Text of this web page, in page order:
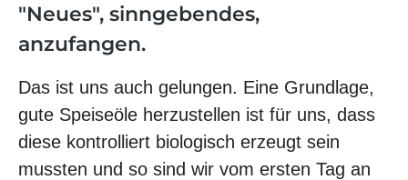
"Neues", sinngebendes,
anzufangen.
Das ist uns auch gelungen. Eine Grundlage,
gute Speiseöle herzustellen ist für uns, dass
diese kontrolliert biologisch erzeugt sein
mussten und so sind wir vom ersten Tag an